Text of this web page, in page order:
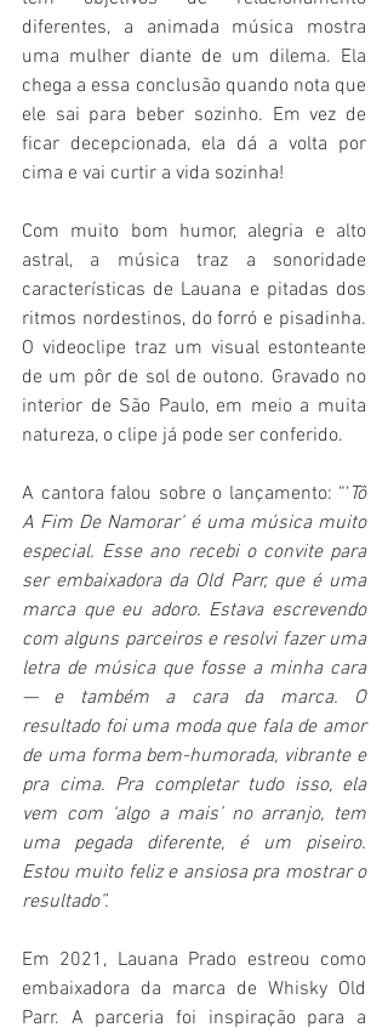
diferentes, a animada música mostra
uma mulher diante de um dilema. Ela
chega a essa conclusão quando nota que
ele sai para beber sozinho. Em vez de
ficar decepcionada, ela dá a volta por
cima e vai curtir a vida sozinha!
Com muito bom humor, alegria e alto
astral, a música traz a sonoridade
características de Lauana e pitadas dos
ritmos nordestinos, do forró e pisadinha.
O videoclipe traz um visual estonteante
de um pôr de sol de outono. Gravado no
interior de São Paulo, em meio a muita
natureza, o clipe já pode ser conferido.
A cantora falou sobre o lançamento: “‘Tô
A Fim De Namorar’ é uma música muito
especial. Esse ano recebi o convite para
ser embaixadora da Old Parr, que é uma
marca que eu adoro. Estava escrevendo
com alguns parceiros e resolvi fazer uma
letra de música que fosse a minha cara
— e também a cara da marca. O
resultado foi uma moda que fala de amor
de uma forma bem-humorada, vibrante e
pra cima. Pra completar tudo isso, ela
vem com ‘algo a mais’ no arranjo, tem
uma pegada diferente, é um piseiro.
Estou muito feliz e ansiosa pra mostrar o
resultado”.
Em 2021, Lauana Prado estreou como
embaixadora da marca de Whisky Old
Parr. A parceria foi inspiração para a